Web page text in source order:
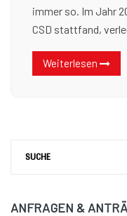
immer so. Im Jahr
CSD stattfand,
Weiterlesen
ANFRAGEN &